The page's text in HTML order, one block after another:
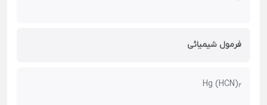
فرمول شیمیائی
Hg (HCN)2